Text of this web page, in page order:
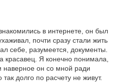
в интернете, он был
почти сразу стали жить
себе, разумеется, документы.
Я конечно понимала,
наверное он со мной ради
долго по расчету не живут.